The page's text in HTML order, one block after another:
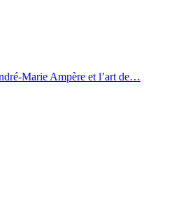
Marie Ampère et l’art de…